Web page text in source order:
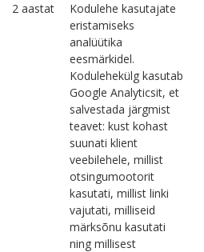
2 aastat
Kodulehe kasutajate
eristamiseks
analüütika
eesmärkidel.
Kodulehekülg kasutab
Google Analyticsit, et
salvestada järgmist
teavet: kust kohast
suunati klient
veebilehele, millist
otsingumootorit
kasutati, millist linki
vajutati, milliseid
märksõnu kasutati
ning millisest